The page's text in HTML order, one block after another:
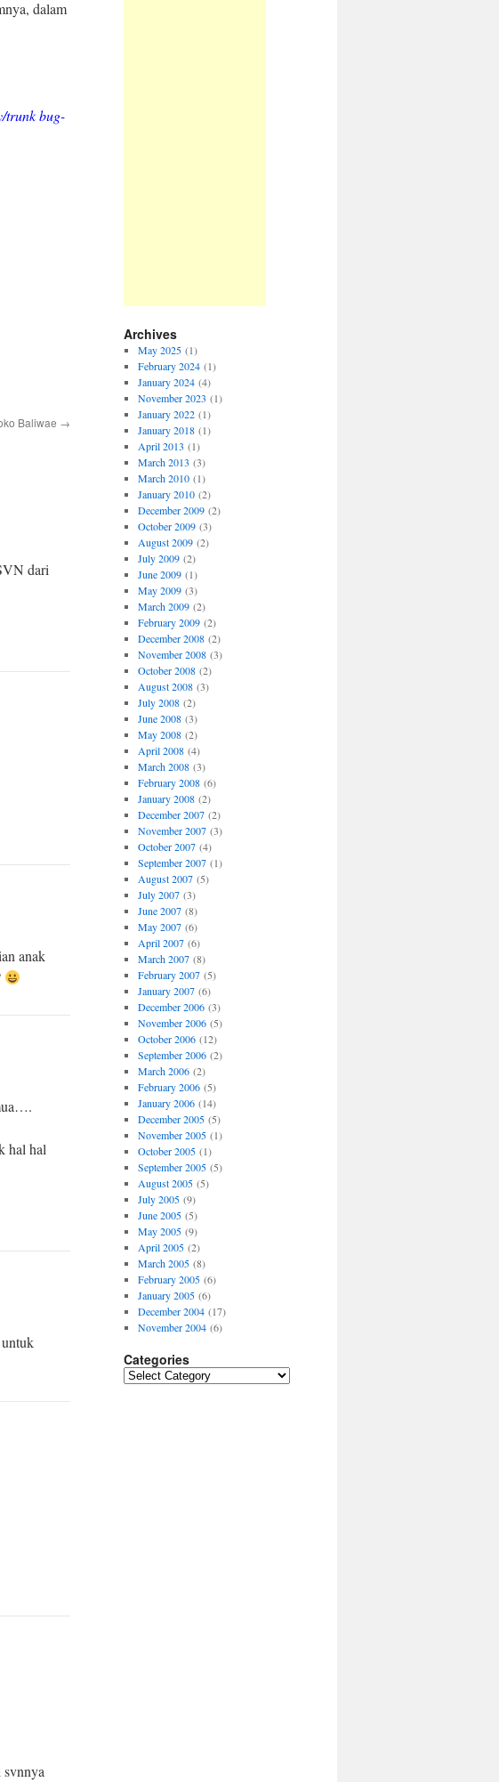
dalam
trunk bug-
Baliwae →
dari
anak
hal hal
Archives
May 2025(1)
February 2024(1)
January 2024(4)
November 2023 (1)
January 2022(1)
January 2018(1)
April 2013 (1)
March 2013 (3)
March 2010(1)
January 2010(2)
December 2009(2)
October 2009(3)
August 2009(2)
July 2009(2)
June 2009(1)
May 2009(3)
March 2009(2)
February 2009(2)
December 2008(2)
November 2008(3)
October 2008(2)
August 2008(3)
July 2008(2)
June 2008(3)
May 2008(2)
April 2008(4)
March 2008(3)
February 2008(6)
January 2008(2)
December 2007(2)
November 2007(3)
October 2007(4)
September 2007(1)
August 2007(5)
July 2007(3)
June 2007(8)
May 2007(6)
April 2007(6)
March 2007(8)
February 2007(5)
January 2007(6)
December 2006(3)
November 2006(5)
October 2006(12)
September 2006(2)
March 2006(2)
February 2006(5)
January 2006(14)
December 2005(5)
November 2005(1)
October 2005(1)
September 2005(5)
August 2005(5)
July 2005(9)
June 2005(5)
May 2005(9)
April 2005(2)
March 2005(8)
February 2005(6)
January 2005(6)
December 2004(17)
November 2004(6)
Categories
Categories